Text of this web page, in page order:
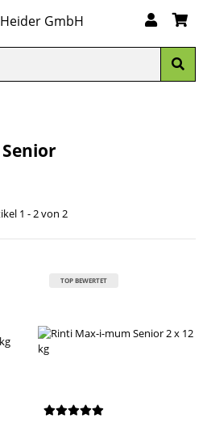
1 - 2 von 2
TOP BEWERTET